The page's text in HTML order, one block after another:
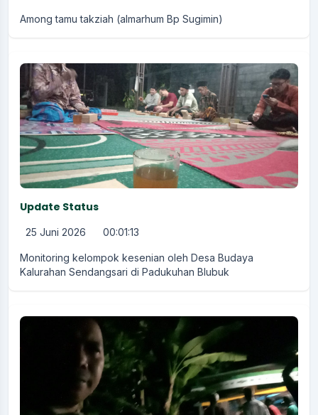
Among tamu takziah (almarhum Bp Sugimin)
Update Status
25 Juni 2026 00:01:13
Monitoring kelompok kesenian oleh Desa Budaya
Kalurahan Sendangsari di Padukuhan Blubuk